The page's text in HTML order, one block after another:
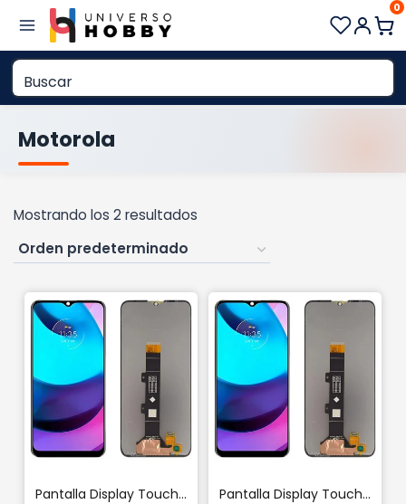
contenido
0
Motorola
Mostrando los 2 resultados
Pantalla Display Touch Para Motorola E20 Pantalla Display Touch Para Motorola E40